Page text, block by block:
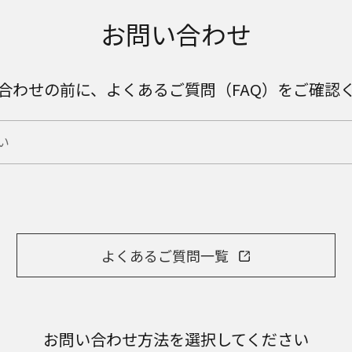
お問い合わせ
わせの前に、よくあるご質問（FAQ）をご確認
よくあるご質問一覧
お問い合わせ方法を選択してください